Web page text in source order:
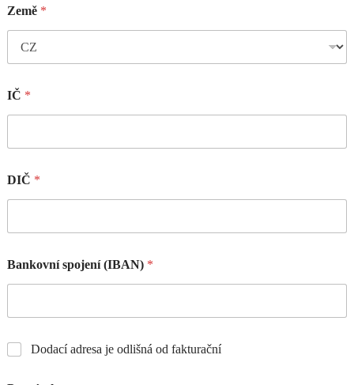
Země *
IČ *
DIČ *
Bankovní spojení (IBAN) *
Dodací adresa je odlišná od fakturační